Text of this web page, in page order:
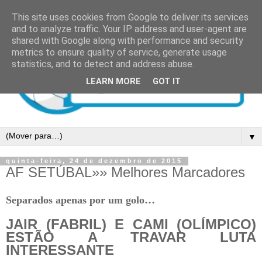
▼
quinta-feira, 24 de dezembro de 2015
AF SETÚBAL»» Melhores Marcadores
Separados apenas por um golo…
JAIR (FABRIL) E CAMI (OLÍMPICO)
ESTÃO A TRAVAR LUTA
INTERESSANTE
This site uses cookies from Google to deliver its services
and to analyze traffic. Your IP address and user-agent are
shared with Google along with performance and security
metrics to ensure quality of service, generate usage
statistics, and to detect and address abuse.
LEARN MORE GOT IT